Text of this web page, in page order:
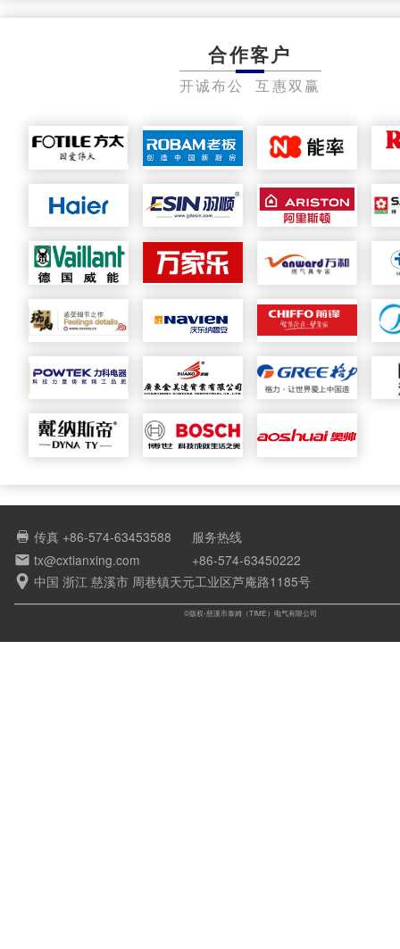
合作客户
开诚布公 互惠双赢
 传真 +86-574-63453588
 tx@cxtianxing.com
服务热线
+86-574-63450222
 中国 浙江 慈溪市 周巷镇天元工业区芦庵路1185号
©版权-慈溪市泰姆（TIME）电气有限公司